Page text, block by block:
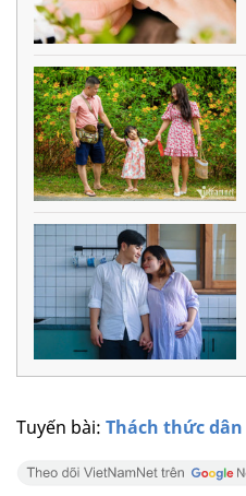
Tuyến bài: Thách thức